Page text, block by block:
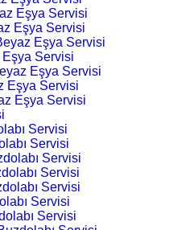
Eşya Servisi
Eşya Servisi
Eşya Servisi
Servisi
Eşya Servisi
Eşya Servisi
Eşya Servisi
Servisi
Servisi
Servisi
Servisi
Servisi
Servisi
Servisi